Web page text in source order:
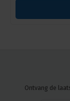
Ontvang de